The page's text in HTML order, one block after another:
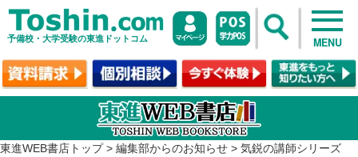
予備校・大学受験の東進ドットコム MENU
東進WEB書店トップ> 編集部からのお知らせ > 気鋭の講師シリーズ